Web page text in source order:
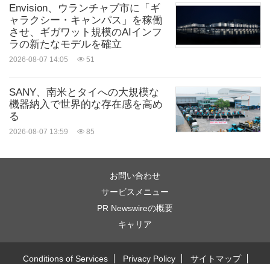
Envision、ウランチャブ市に「ギ
ャラクシー・キャンパス」を稼働
させ、ギガワット規模のAIインフ
ラの新たなモデルを確立
2026-08-07 14:05 51
SANY、南米とタイへの大規模な
機器納入で世界的な存在感を高め
る
2026-08-07 13:59 85
お問い合わせ
サービスメニュー
PR Newswireの概要
キャリア
Conditions of Services Privacy Policy サイトマップ